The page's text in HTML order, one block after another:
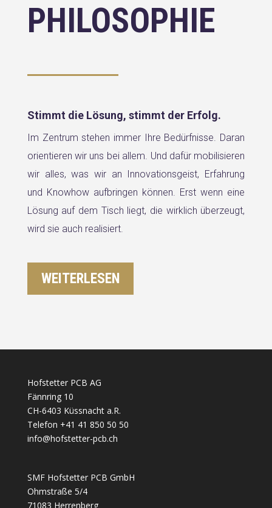
PHILOSOPHIE
Stimmt die Lösung, stimmt der Erfolg.
Im Zentrum stehen immer Ihre Bedürfnisse. Daran
orientieren wir uns bei allem. Und dafür mobilisieren
wir alles, was wir an Innovationsgeist, Erfahrung
und Knowhow aufbringen können. Erst wenn eine
Lösung auf dem Tisch liegt, die wirklich überzeugt,
wird sie auch realisiert.
WEITERLESEN
Hofstetter PCB AG
Fännring 10
CH-6403 Küssnacht a.R.
Telefon +41 41 850 50 50
info@hofstetter-pcb.ch
SMF Hofstetter PCB GmbH
Ohmstraße 5/4
71083 Herrenberg